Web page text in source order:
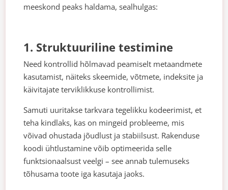
meeskond peaks haldama, sealhulgas:
1. Struktuuriline testimine
Need kontrollid hõlmavad peamiselt metaandmete
kasutamist, näiteks skeemide, võtmete, indeksite ja
käivitajate terviklikkuse kontrollimist.
Samuti uuritakse tarkvara tegelikku kodeerimist, et
teha kindlaks, kas on mingeid probleeme, mis
võivad ohustada jõudlust ja stabiilsust. Rakenduse
koodi ühtlustamine võib optimeerida selle
funktsionaalsust veelgi – see annab tulemuseks
tõhusama toote iga kasutaja jaoks.